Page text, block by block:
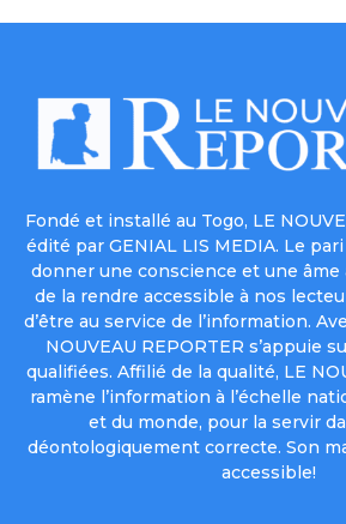
Fondé et installé au Togo, LE
édité par GENIAL LIS MEDIA. Le
donner une conscience et une âme
de la rendre accessible à nos
d’être au service de l’information.
NOUVEAU REPORTER s’appuie
qualifiées. Affilié de la qualité, LE
ramène l’information à l’échelle
et du monde, pour la servir
déontologiquement correcte. Son
accessible!